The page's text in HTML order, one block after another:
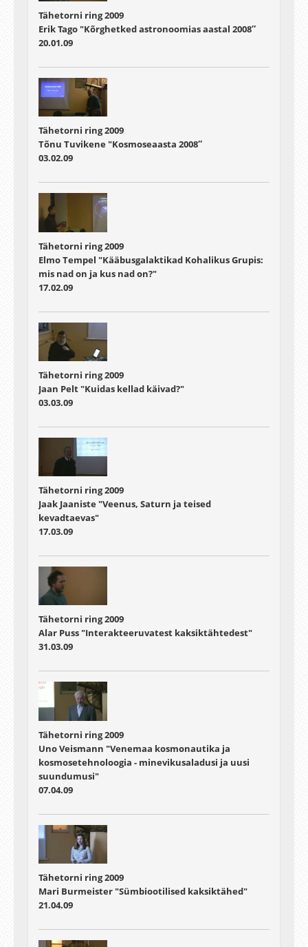
Tähetorni ring 2009
Erik Tago "Kõrghetked astronoomias aastal 2008″
20.01.09
Tähetorni ring 2009
Tõnu Tuvikene "Kosmoseaasta 2008″
03.02.09
Tähetorni ring 2009
Elmo Tempel "Kääbusgalaktikad Kohalikus Grupis:
mis nad on ja kus nad on?"
17.02.09
Tähetorni ring 2009
Jaan Pelt "Kuidas kellad käivad?"
03.03.09
Tähetorni ring 2009
Jaak Jaaniste "Veenus, Saturn ja teised
kevadtaevas"
17.03.09
Tähetorni ring 2009
Alar Puss "Interakteeruvatest kaksiktähtedest"
31.03.09
Tähetorni ring 2009
Uno Veismann "Venemaa kosmonautika ja
kosmosetehnoloogia - minevikusaladusi ja uusi
suundumusi"
07.04.09
Tähetorni ring 2009
Mari Burmeister "Sümbiootilised kaksiktähed"
21.04.09